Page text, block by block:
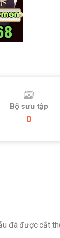
Bộ sưu tập
0
đã được cắt